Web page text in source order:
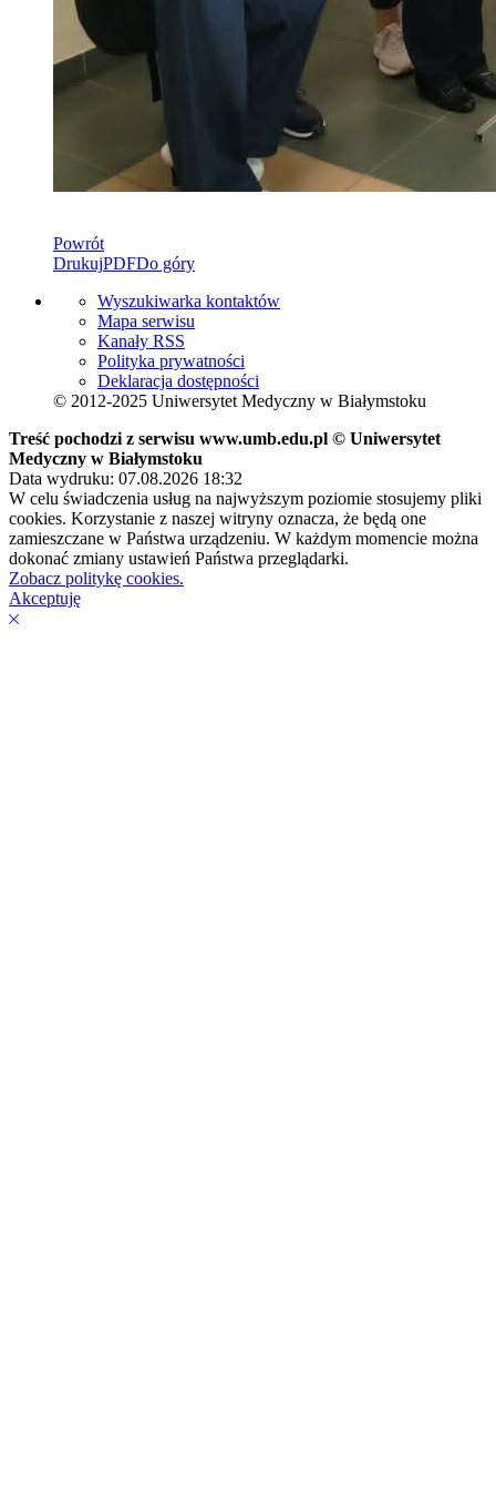
Powrót
DrukujPDFDo góry
Wyszukiwarka kontaktów
Mapa serwisu
Kanały RSS
Polityka prywatności
Deklaracja dostępności
© 2012-2025 Uniwersytet Medyczny w Białymstoku
Treść pochodzi z serwisu www.umb.edu.pl © Uniwersytet
Medyczny w Białymstoku
Data wydruku: 07.08.2026 18:32
W celu świadczenia usług na najwyższym poziomie stosujemy pliki
cookies. Korzystanie z naszej witryny oznacza, że będą one
zamieszczane w Państwa urządzeniu. W każdym momencie można
dokonać zmiany ustawień Państwa przeglądarki.
Zobacz politykę cookies.
Akceptuję